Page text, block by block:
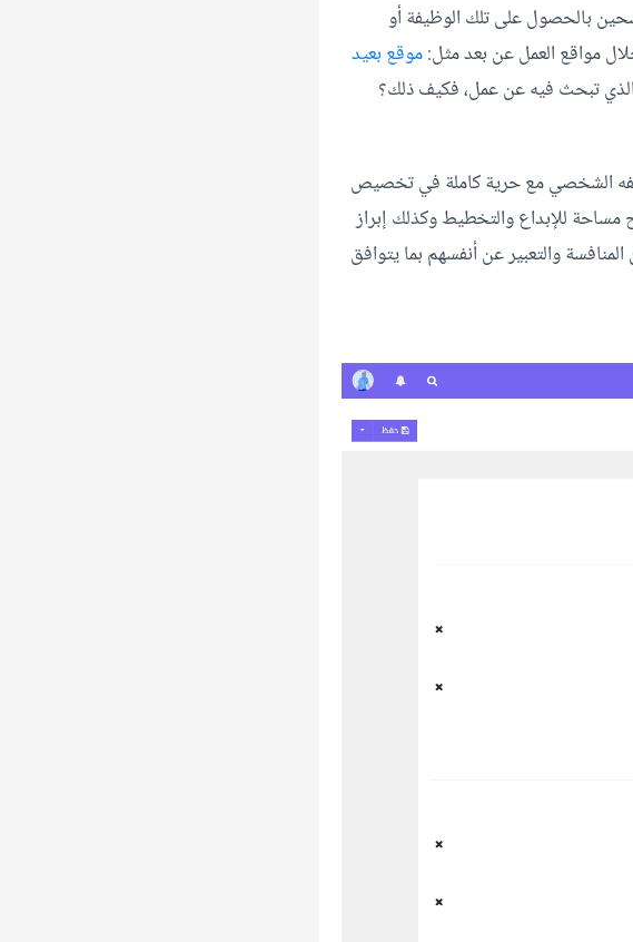
بالحصول على تلك الوظيفة أو
مواقع العمل عن بعد مثل:موقع بعيد
تبحث فيه عن عمل، فكيف ذلك؟
الشخصي مع حرية كاملة في تخصيص
مساحة للإبداع والتخطيط وكذلك إبراز
والتعبير عن أنفسهم بما يتوافق